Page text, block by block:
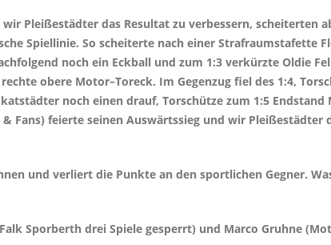
Pleißestädter das Resultat zu verbessern, scheiterten
Spiellinie. So scheiterte nach einer Strafraumstafette
noch ein Eckball und zum 1:3 verkürzte Oldie
obere Motor–Toreck. Im Gegenzug fiel des 1:4,
noch einen drauf, Torschütze zum 1:5 Endstand
Fans) feierte seinen Auswärtssieg und wir Pleißestädter
und verliert die Punkte an den sportlichen Gegner.
Sporberth drei Spiele gesperrt) und Marco Gruhne